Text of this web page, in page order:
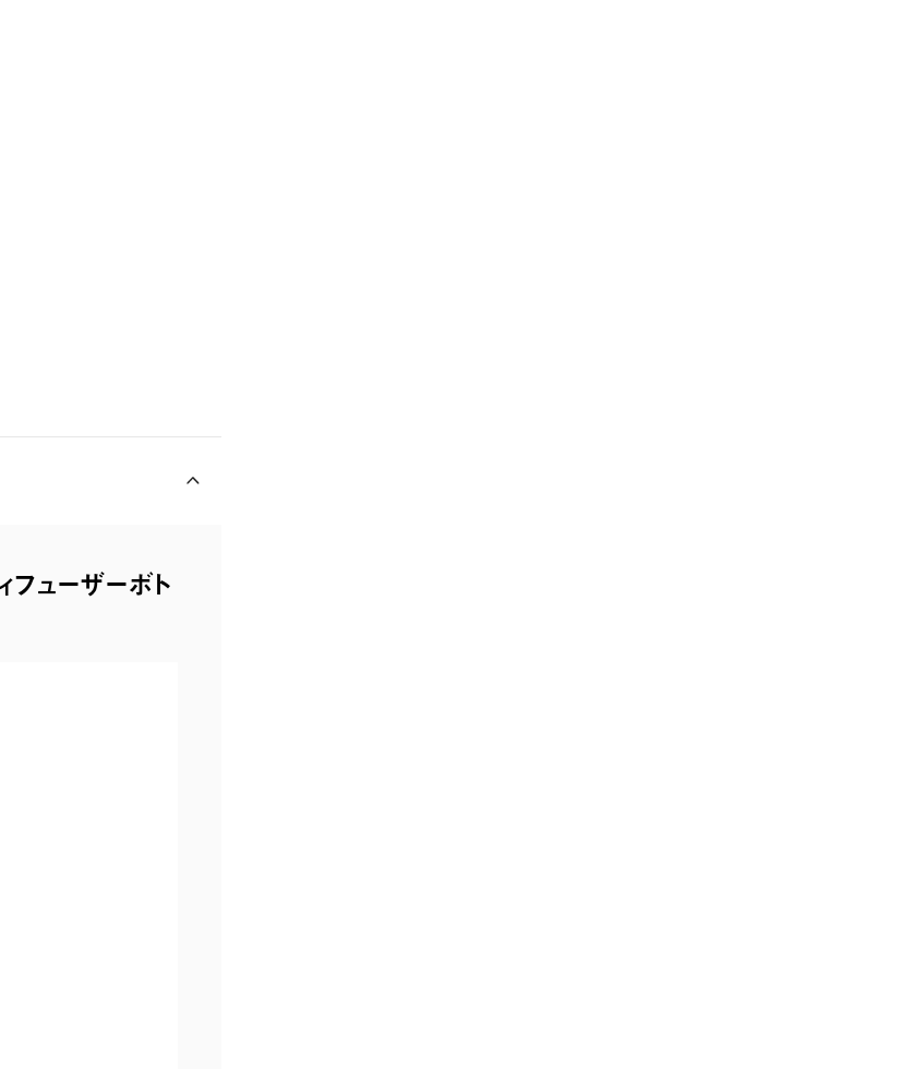
ューザーボト